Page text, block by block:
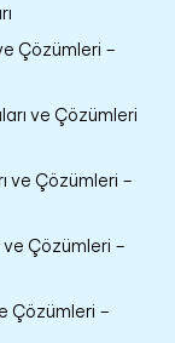
ve Çözümleri –
ve Çözümleri
ve Çözümleri –
ve Çözümleri –
Çözümleri –